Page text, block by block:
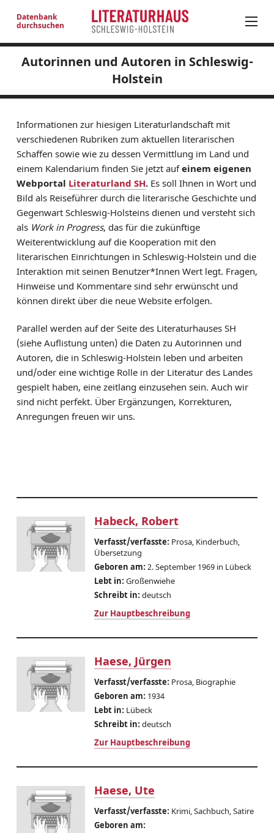
Autorinnen und Autoren in Schleswig-
Holstein
Informationen zur hiesigen Literaturlandschaft mit
verschiedenen Rubriken zum aktuellen literarischen
Schaffen sowie wie zu dessen Vermittlung im Land und
einem Kalendarium finden Sie jetzt aufeinem eigenen
Webportal Literaturland SH. Es soll Ihnen in Wort und
Bild als Reiseführer durch die literarische Geschichte und
Gegenwart Schleswig-Holsteins dienen und versteht sich
als Work in Progress, das für die zukünftige
Weiterentwicklung auf die Kooperation mit den
literarischen Einrichtungen in Schleswig-Holstein und die
Interaktion mit seinen Benutzer*Innen Wert legt. Fragen,
Hinweise und Kommentare sind sehr erwünscht und
können direkt über die neue Website erfolgen.
Parallel werden auf der Seite des Literaturhauses SH
(siehe Auflistung unten) die Daten zu Autorinnen und
Autoren, die in Schleswig-Holstein leben und arbeiten
und/oder eine wichtige Rolle in der Literatur des Landes
gespielt haben, eine zeitlang einzusehen sein. Auch wir
sind nicht perfekt. Über Ergänzungen, Korrekturen,
Anregungen freuen wir uns.
Habeck, Robert
Verfasst/verfasste:Prosa, Kinderbuch,
Übersetzung
Geboren am:2. September 1969 in Lübeck
Lebt in:Großenwiehe
Schreibt in:deutsch
Zur Hauptbeschreibung
Haese, Jürgen
Verfasst/verfasste:Prosa, Biographie
Geboren am:1934
Lebt in:Lübeck
Schreibt in:deutsch
Zur Hauptbeschreibung
Haese, Ute
Verfasst/verfasste:Krimi, Sachbuch, Satire
Geboren am:
Autoren aussuchen, die...
---
---
Suchen
Suchen
Zum Buchstaben gehen:
A B C D E F G H J K L M N P R S T U V
W
Datenbank
durchsuchen
PROGRAMM
NEUE PROSA AUS SH
NEUERSCHEINUNGEN
AUSSCHREIBUNGEN
AUTOREN SH
LITERATURHAUS
BESTELLSERVICE
KONTAKT & ANFAHRT